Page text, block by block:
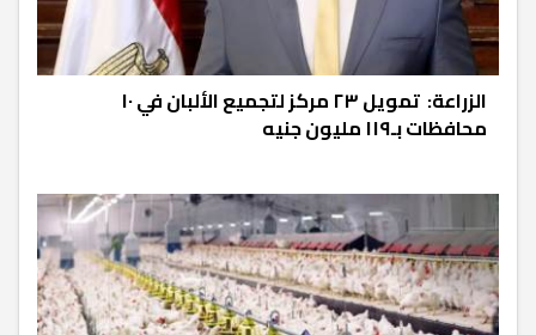
الزراعة: تمويل ٢٣ مركز لتجميع الألبان في ١٠
محافظات بـ١١٩ مليون جنيه